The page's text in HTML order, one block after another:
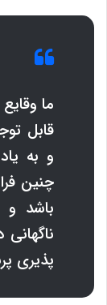
ما
قابل
و به
چنین
باشد و
پذیری